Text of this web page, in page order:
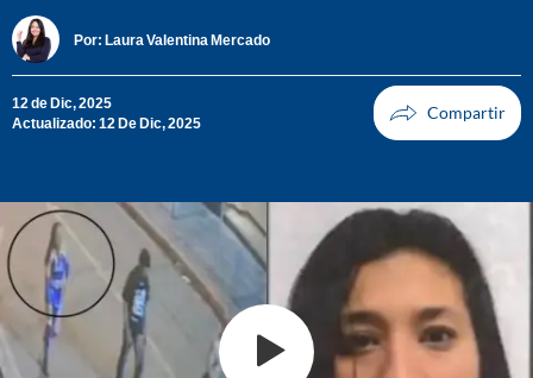
Por: Laura Valentina Mercado
12 de Dic, 2025
Actualizado: 12 De Dic, 2025